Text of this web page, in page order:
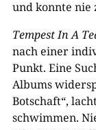
und konnte nie
Tempest In A
nach einer
Punkt. Eine
Albums
Botschaft“,
schwimmen.